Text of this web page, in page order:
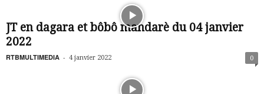
JT en dagara et bôbô mandarè du 04 janvier
2022
RTBMULTIMEDIA - 4 janvier 2022 0